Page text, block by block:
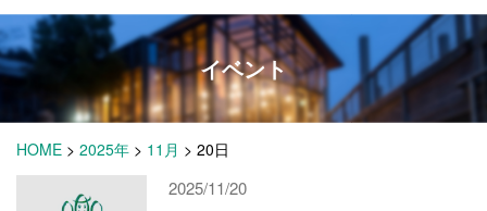
学 ぶ (健康福祉)
泊まる(宿泊)
イベント
HOME > 2025年 > 11月 > 20日
2025/11/20